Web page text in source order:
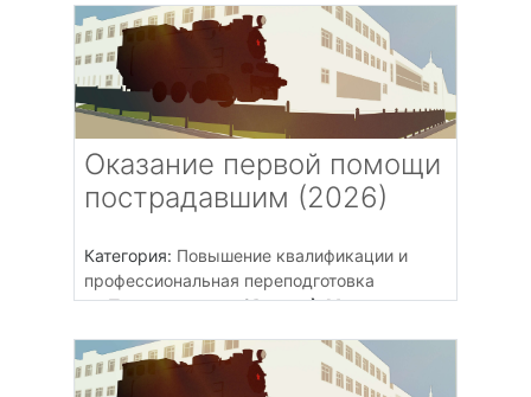
профессиональная переподготовка
Преподаватель (без п.р.): Марычева
Секретарь ПУ
Оказание первой помощи
пострадавшим (2026)
Категория: Повышение квалификации и
профессиональная переподготовка
Преподаватель (без п.р.): Марычева